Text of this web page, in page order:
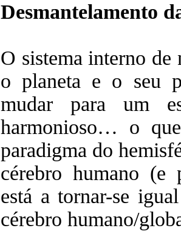
Desmantelamento
O sistema interno de
o planeta e o seu
mudar para um
harmonioso… o
paradigma do
cérebro humano (e
está a tornar-se
cérebro humano/